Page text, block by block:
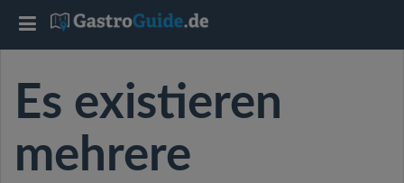
Es existieren
mehrere
T
g